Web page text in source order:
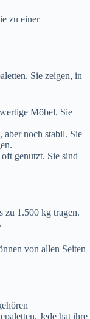
zu einer
Sie zeigen, in
Möbel. Sie
aber noch stabil. Sie
genutzt. Sie sind
zu 1.500 kg tragen.
von allen Seiten
Jede hat ihre